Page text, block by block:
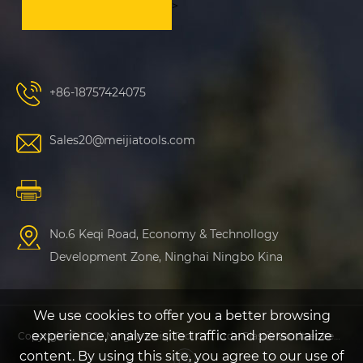
>
+86-18757424075
Sales20@meijiatools.com
No.6 Keqi Road, Economy & Technollogy
Development Zone, Ninghai Ningbo Kina
We use cookies to offer you a better browsing
experience, analyze site traffic and personalize
content. By using this site, you agree to our use of